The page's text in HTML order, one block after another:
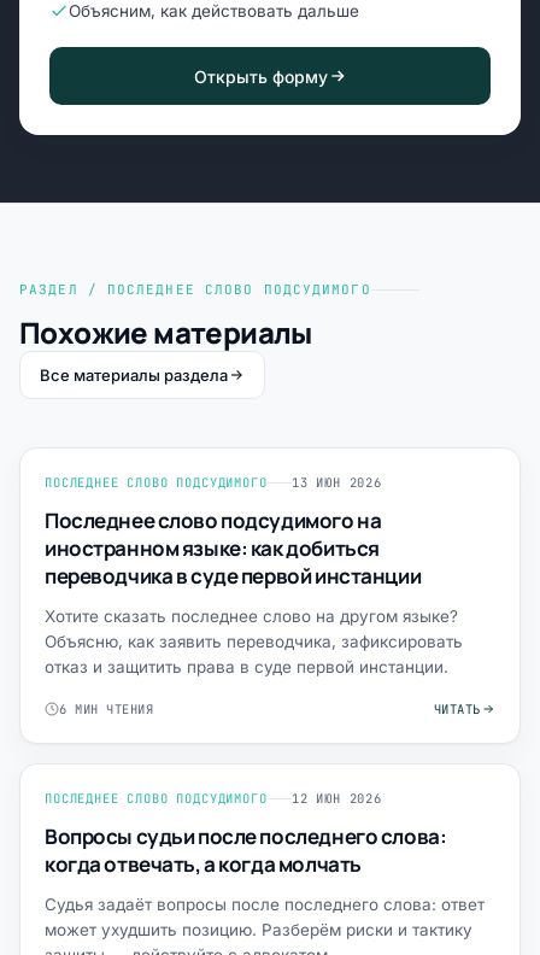
Объясним, как действовать дальше
Открыть форму
РАЗДЕЛ / ПОСЛЕДНЕЕ СЛОВО ПОДСУДИМОГО
Похожие материалы
Все материалы раздела
ПОСЛЕДНЕЕ СЛОВО ПОДСУДИМОГО 13 ИЮН 2026
Последнее слово подсудимого на
иностранном языке: как добиться
переводчика в суде первой инстанции
Хотите сказать последнее слово на другом языке?
Объясню, как заявить переводчика, зафиксировать
отказ и защитить права в суде первой инстанции.
6 МИН ЧТЕНИЯ ЧИТАТЬ
ПОСЛЕДНЕЕ СЛОВО ПОДСУДИМОГО 12 ИЮН 2026
Вопросы судьи после последнего слова:
когда отвечать, а когда молчать
Судья задаёт вопросы после последнего слова: ответ
может ухудшить позицию. Разберём риски и тактику